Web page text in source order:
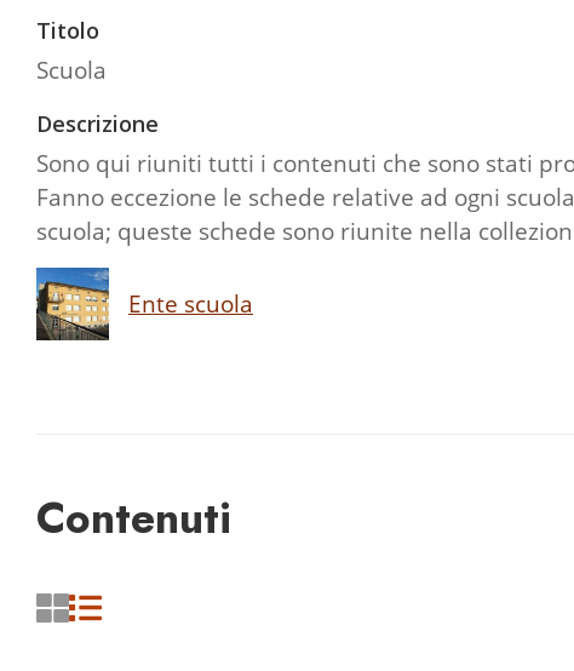
Titolo
Scuola
Descrizione
Sono qui riuniti tutti i contenuti che sono stati
Fanno eccezione le schede relative ad ogni
scuola; queste schede sono riunite nella
Ente scuola
Contenuti